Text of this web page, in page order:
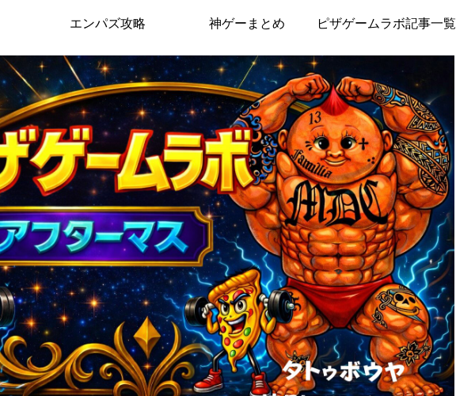
エンパズ攻略 神ゲーまとめ ピザゲームラボ記事一覧